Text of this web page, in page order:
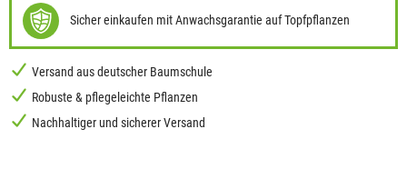
Sicher einkaufen mit Anwachsgarantie auf Topfpflanzen
Versand aus deutscher Baumschule
Robuste & pflegeleichte Pflanzen
Nachhaltiger und sicherer Versand